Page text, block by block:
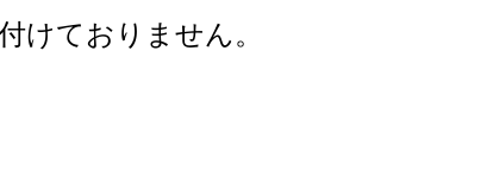
けておりません。